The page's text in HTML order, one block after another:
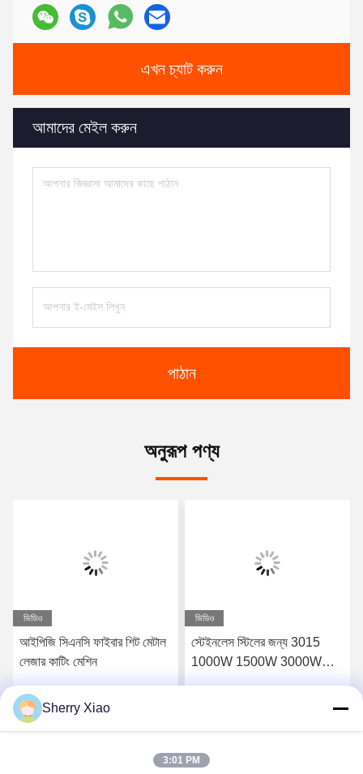
এখন চ্যাট করুন
আমাদের মেইল করুন
পাঠান
অনুরূপ পণ্য
ভিডিও
আইপিজি সিএনসি ফাইবার শিট মেটাল
লেজার কাটিং মেশিন
ভিডিও
স্টেইনলেস স্টিলের জন্য 3015
1000W 1500W 3000W
Sherry Xiao
3:01 PM